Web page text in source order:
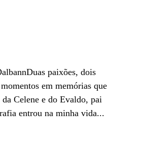
paixões, dois
em memórias que
Celene e do Evaldo, pai
entrou na minha vida...